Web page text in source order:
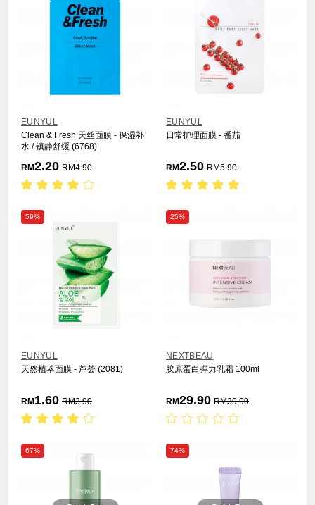
EUNYUL
Clean & Fresh 天丝面膜 - 保湿补
水 / 镇静舒缓 (6768)
RM2.20 RM4.90
EUNYUL
日常护理面膜 - 番茄
RM2.50 RM5.90
59%
EUNYUL
天然植萃面膜 - 芦荟 (2081)
RM 1.60 RM3.90
25%
NEXTBEAU
胶原蛋白弹力乳霜 100ml
RM29.90 RM39.90
67% 74%